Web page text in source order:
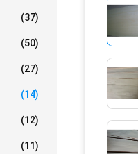
(37)
(50)
(27)
(14)
(12)
(11)